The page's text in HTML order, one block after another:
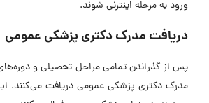
ورود به مرحله اینترنی شوند.
دریافت مدرک دکتری پزشکی عمومی
پس از گذراندن تمامی مراحل تحصیلی و
مدرک دکتری پزشکی عمومی دریافت می‌کنند.